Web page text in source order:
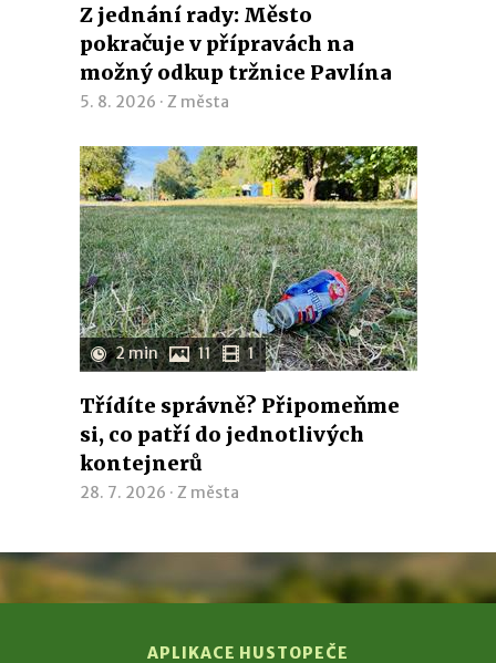
Z jednání rady: Město
pokračuje v přípravách na
možný odkup tržnice Pavlína
5. 8. 2026 · Z města
2 min 11 1
Třídíte správně? Připomeňme
si, co patří do jednotlivých
kontejnerů
28. 7. 2026 · Z města
APLIKACE HUSTOPEČE